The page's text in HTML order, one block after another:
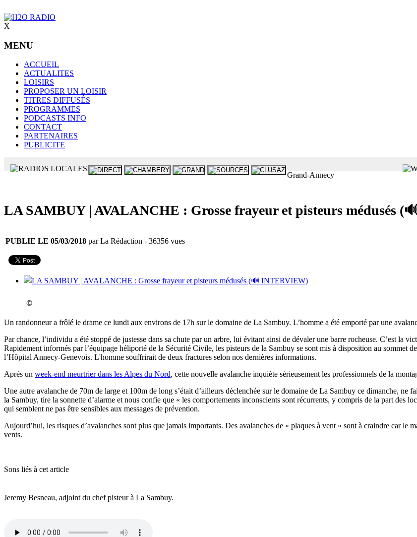
X
MENU
ACCUEIL
ACTUALITES
LOISIRS
PROPOSER UN LOISIR
TITRES DIFFUSÉS
PROGRAMMES
PODCASTS INFO
CONTACT
PARTENAIRES
PUBLICITE
Grand-Annecy
LA SAMBUY | AVALANCHE : Grosse frayeur et pisteurs médusés
PUBLIE LE 05/03/2018 par La Rédaction - 36356 vues
©
Un randonneur a frôlé le drame ce lundi aux environs de 17h sur le domaine de La Sambuy. L’homme a été emporté par une
Par chance, l’individu a été stoppé de justesse dans sa chute par un arbre, lui évitant ainsi de dévaler une barre rocheuse. C’est la
Rapidement informés par l’équipage héliporté de la Sécurité Civile, les pisteurs de la Sambuy se sont mis à disposition au sommet
l’Hôpital Annecy-Genevois. L'homme souffrirait de deux fractures selon nos dernières informations.
Après un week-end meurtrier dans les Alpes du Nord, cette nouvelle avalanche inquiète sérieusement les professionnels de la
Une autre avalanche de 70m de large et 100m de long s’était d’ailleurs déclenchée sur le domaine de La Sambuy ce dimanche, ne
la Sambuy, tire la sonnette d’alarme et nous confie que « les comportements inconscients sont récurrents, y compris de la part des
qui semblent ne pas être sensibles aux messages de prévention.
Aujourd’hui, les risques d’avalanches sont plus que jamais importants. Des avalanches de « plaques à vent » sont à craindre car le
vents.
Sons liés à cet article
Jeremy Besneau, adjoint du chef pisteur à La Sambuy.